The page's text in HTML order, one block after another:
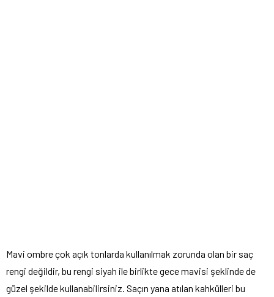
Mavi ombre çok açık tonlarda kullanılmak zorunda olan bir saç
rengi değildir, bu rengi siyah ile birlikte gece mavisi şeklinde de
güzel şekilde kullanabilirsiniz. Saçın yana atılan kahkülleri bu